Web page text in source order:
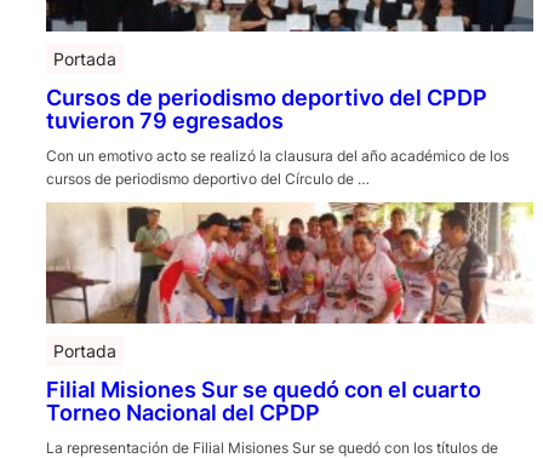
Portada
Cursos de periodismo deportivo del CPDP
tuvieron 79 egresados
Con un emotivo acto se realizó la clausura del año académico de los
cursos de periodismo deportivo del Círculo de …
Portada
Filial Misiones Sur se quedó con el cuarto
Torneo Nacional del CPDP
La representación de Filial Misiones Sur se quedó con los títulos de